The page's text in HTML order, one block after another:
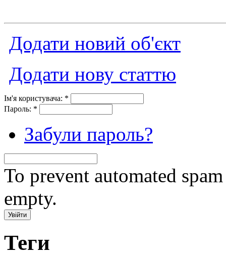
Додати новий об'єкт
Додати нову статтю
Ім'я користувача: *
Пароль: *
Забули пароль?
To prevent automated
empty.
Теги